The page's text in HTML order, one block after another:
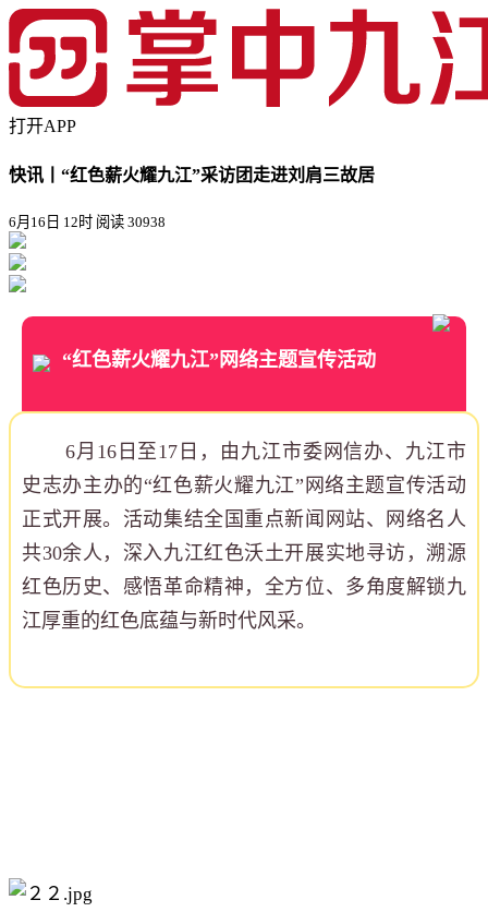
打开APP
快讯丨“红色薪火耀九江”采访团走进刘肩三故居
6月16日 12时 阅读 30938
“红色薪火耀九江”网络主题宣传活动
6月16日至17日，由九江市委网信办、九江市
史志办主办的“红色薪火耀九江”网络主题宣传活动
正式开展。活动集结全国重点新闻网站、网络名人
共30余人，深入九江红色沃土开展实地寻访，溯源
红色历史、感悟革命精神，全方位、多角度解锁九
江厚重的红色底蕴与新时代风采。